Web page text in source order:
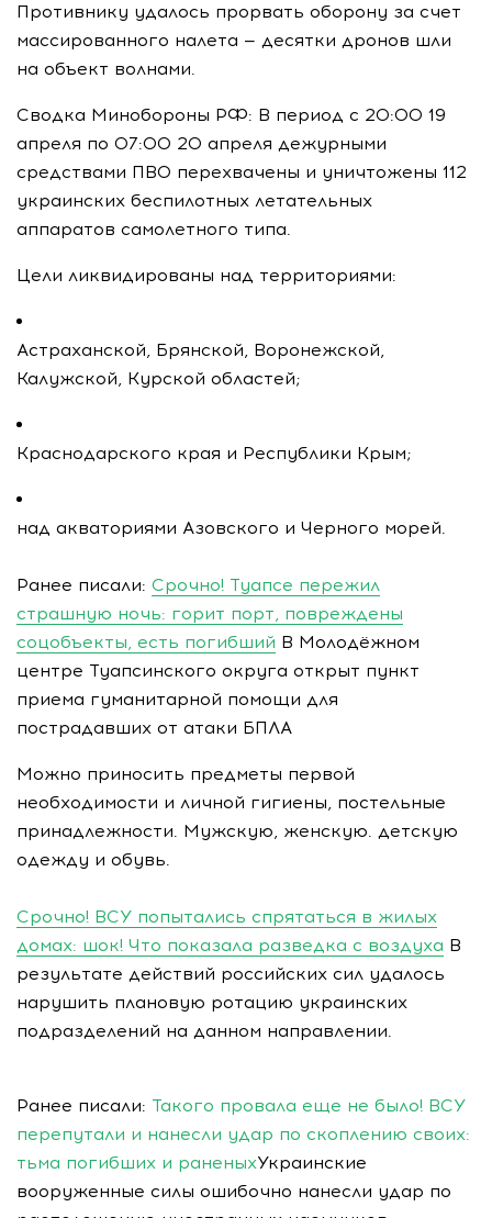
Противнику удалось прорвать оборону за счет
массированного налета — десятки дронов шли
на объект волнами.
Сводка Минобороны РФ: В период с 20:00 19
апреля по 07:00 20 апреля дежурными
средствами ПВО перехвачены и уничтожены 112
украинских беспилотных летательных
аппаратов самолетного типа.
Цели ликвидированы над территориями:
Астраханской, Брянской, Воронежской,
Калужской, Курской областей;
Краснодарского края и Республики Крым;
над акваториями Азовского и Черного морей.
Ранее писали: Срочно! Туапсе пережил
страшную ночь: горит порт, повреждены
соцобъекты, есть погибший В Молодёжном
центре Туапсинского округа открыт пункт
приема гуманитарной помощи для
пострадавших от атаки БПЛА
Можно приносить предметы первой
необходимости и личной гигиены, постельные
принадлежности. Мужскую, женскую. детскую
одежду и обувь.
Срочно! ВСУ попытались спрятаться в жилых
домах: шок! Что показала разведка с воздуха В
результате действий российских сил удалось
нарушить плановую ротацию украинских
подразделений на данном направлении.
Ранее писали: Такого провала еще не было! ВСУ
перепутали и нанесли удар по скоплению своих:
тьма погибших и раненыхУкраинские
вооруженные силы ошибочно нанесли удар по